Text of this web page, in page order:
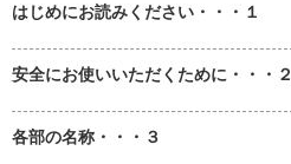
はじめにお読みください・・・１
安全にお使いいただくために・・・２
各部の名称・・・３